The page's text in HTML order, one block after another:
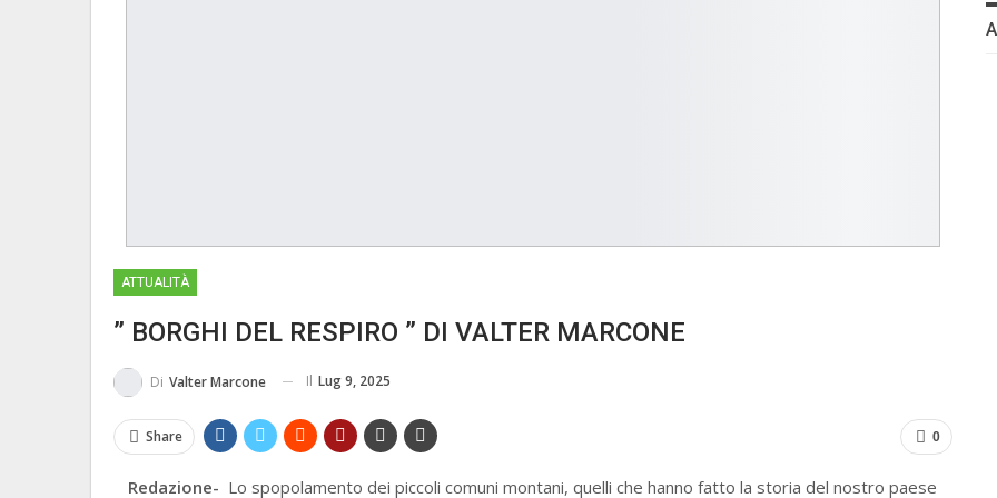
ATTUALITÀ
” BORGHI DEL RESPIRO ” DI VALTER MARCONE
Di Valter Marcone Il Lug 9, 2025
0
Share
Redazione- Lo spopolamento dei piccoli comuni montani, quelli che hanno fatto la storia del nostro paese